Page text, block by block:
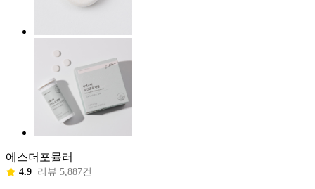
에스더포뮬러
4.9 리뷰 5,887건